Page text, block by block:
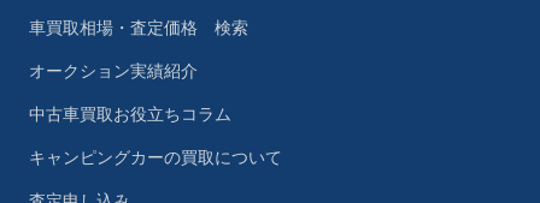
車買取相場・査定価格 検索
オークション実績紹介
中古車買取お役立ちコラム
キャンピングカーの買取について